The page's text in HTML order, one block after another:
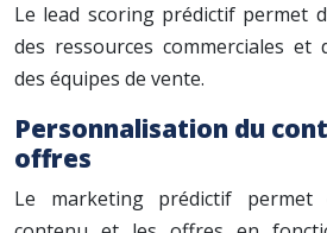
Le lead scoring prédictif permet
des ressources commerciales et
des équipes de vente.
Personnalisation du
offres
Le marketing prédictif permet